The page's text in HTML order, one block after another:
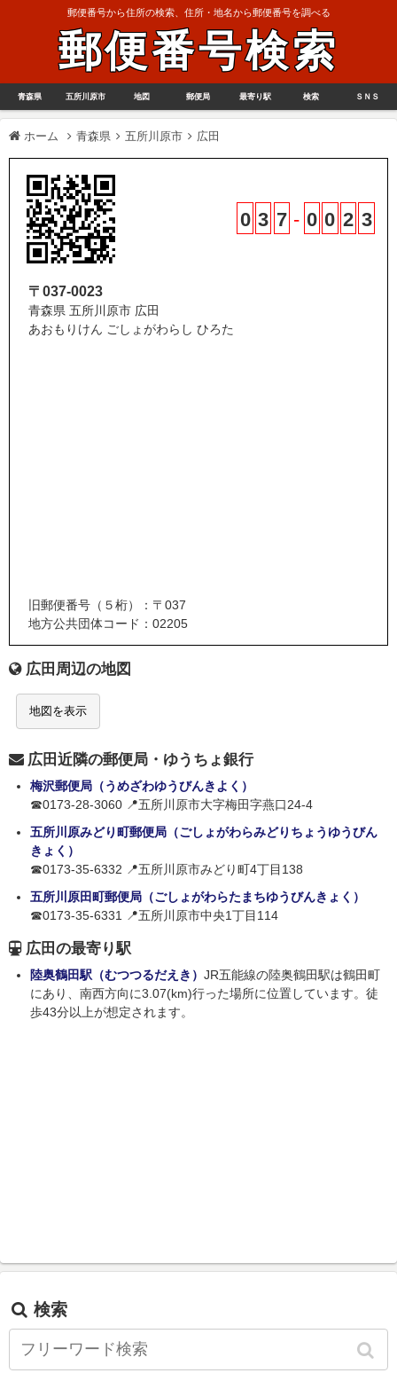
郵便番号から住所の検索、住所・地名から郵便番号を調べる
郵便番号検索
青森県 五所川原市 地図 郵便局 最寄り駅 検索 ＳＮＳ
ホーム 青森県 五所川原市 広田
0 3 7 - 0 0 2 3
〒037-0023
青森県 五所川原市 広田
あおもりけん ごしょがわらし ひろた
旧郵便番号（５桁）：〒037
地方公共団体コード：02205
広田周辺の地図
地図を表示
広田近隣の郵便局・ゆうちょ銀行
梅沢郵便局（うめざわゆうびんきよく）
☎0173-28-3060 📍五所川原市大字梅田字燕口24-4
五所川原みどり町郵便局（ごしょがわらみどりちょうゆうびん
きょく）
☎0173-35-6332 📍五所川原市みどり町4丁目138
五所川原田町郵便局（ごしょがわらたまちゆうびんきょく）
☎0173-35-6331 📍五所川原市中央1丁目114
広田の最寄り駅
陸奥鶴田駅（むつつるだえき） JR五能線の陸奥鶴田駅は鶴田町
にあり、南西方向に3.07(km)行った場所に位置しています。徒
歩43分以上が想定されます。
検索